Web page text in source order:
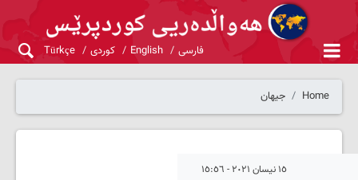
فارسی English کوردی Türkçe
Home جیهان
١٥ نیسان ٢٠٢١ - ١٥:٥٦